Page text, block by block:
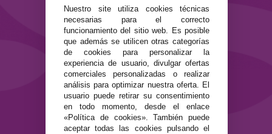
Preguntas Frecuentes
Contacto
SEGURIDAD Y PRIVACIDAD
Términos y condiciones de uso
Política de privacidad
Política de cookies
Nuestro site utiliza cookies técnicas
necesarias para el correcto
funcionamiento del sitio web. Es posible
que además se utilicen otras categorías
de cookies para personalizar la
experiencia de usuario, divulgar ofertas
comerciales personalizadas o realizar
análisis para optimizar nuestra oferta. El
usuario puede retirar su consentimiento
en todo momento, desde el enlace
«Política de cookies». También puede
aceptar todas las cookies pulsando el